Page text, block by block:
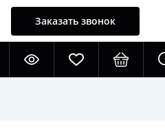
Заказать звонок